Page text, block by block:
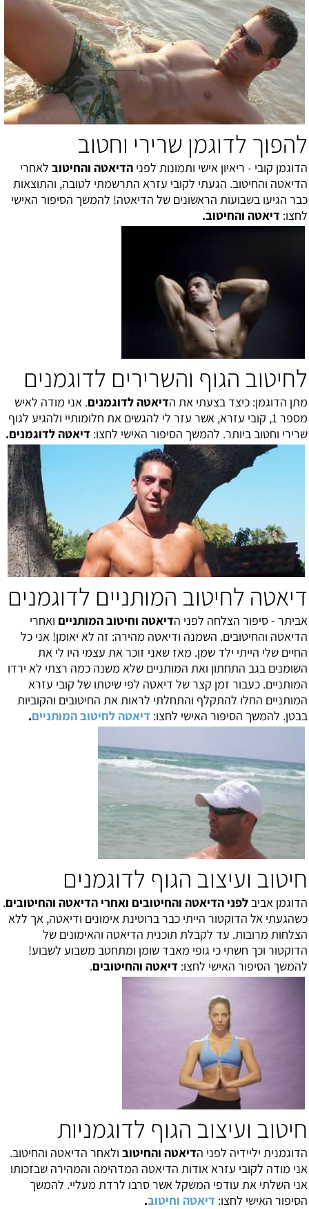
להפוך לדוגמן שרירי וחטוב
הדוגמן קובי - ריאיון אישי ותמונות לפני הדיאטה והחיטוב לאחרי
הדיאטה והחיטוב. הגעתי לקובי עזרא התרשמתי לטובה, והתוצאות
כבר הגיעו בשבועות הראשונים של הדיאטה! להמשך הסיפור האישי
לחצו: דיאטה והחיטוב.
לחיטוב הגוף והשרירים לדוגמנים
מתן הדוגמן: כיצד בצעתי את הדיאטה לדוגמנים. אני מודה לאיש
מספר 1, קובי עזרא, אשר עזר לי להגשים את חלומותיי ולהגיע לגוף
שרירי וחטוב ביותר. להמשך הסיפור האישי לחצו: דיאטה לדוגמנים.
דיאטה לחיטוב המותניים לדוגמנים
אביתר - סיפור הצלחה לפני הדיאטה וחיטוב המותניים ואחרי
הדיאטה והחיטובים. השמנה ודיאטה מהירה: זה לא יאומן! אני כל
החיים שלי הייתי ילד שמן. מאז שאני זוכר את עצמי היו לי את
השומנים בגב התחתון ואת המותניים שלא משנה כמה רצתי לא ירדו
המותניים. כעבור זמן קצר של דיאטה לפי שיטתו של קובי עזרא
המותניים החלו להתקלף והתחלתי לראות את החיטובים והקוביות
בבטן. להמשך הסיפור האישי לחצו: דיאטה לחיטוב המותניים.
חיטוב ועיצוב הגוף לדוגמנים
הדוגמן אביב לפני הדיאטה והחיטובים ואחרי הדיאטה והחיטובים.
כשהגעתי אל הדוקטור הייתי כבר ברוטינת אימונים ודיאטה, אך ללא
הצלחות מרובות. עד לקבלת תוכנית הדיאטה והאימונים של
הדוקטור וכך חשתי כי גופי מאבד שומן ומתחטב משבוע לשבוע!
להמשך הסיפור האישי לחצו: דיאטה והחיטובים.
חיטוב ועיצוב הגוף לדוגמניות
הדוגמנית יליידיה לפני הדיאטה והחיטוב ולאחר הדיאטה והחיטוב.
אני מודה לקובי עזרא אודות הדיאטה המדהימה והמהירה שבזכותו
אני השלתי את עודפי המשקל אשר סרבו לרדת מעליי. להמשך
הסיפור האישי לחצו: דיאטה וחיטוב.